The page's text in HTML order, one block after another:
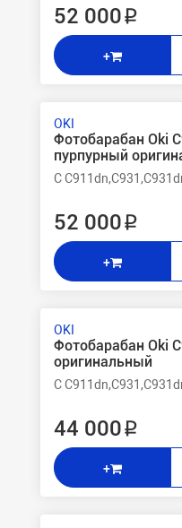
52 000 ₽
+
OKI
Фотобарабан Oki
пурпурный
C
52 000 ₽
+
OKI
Фотобарабан Oki
оригинальный
C
44 000 ₽
+